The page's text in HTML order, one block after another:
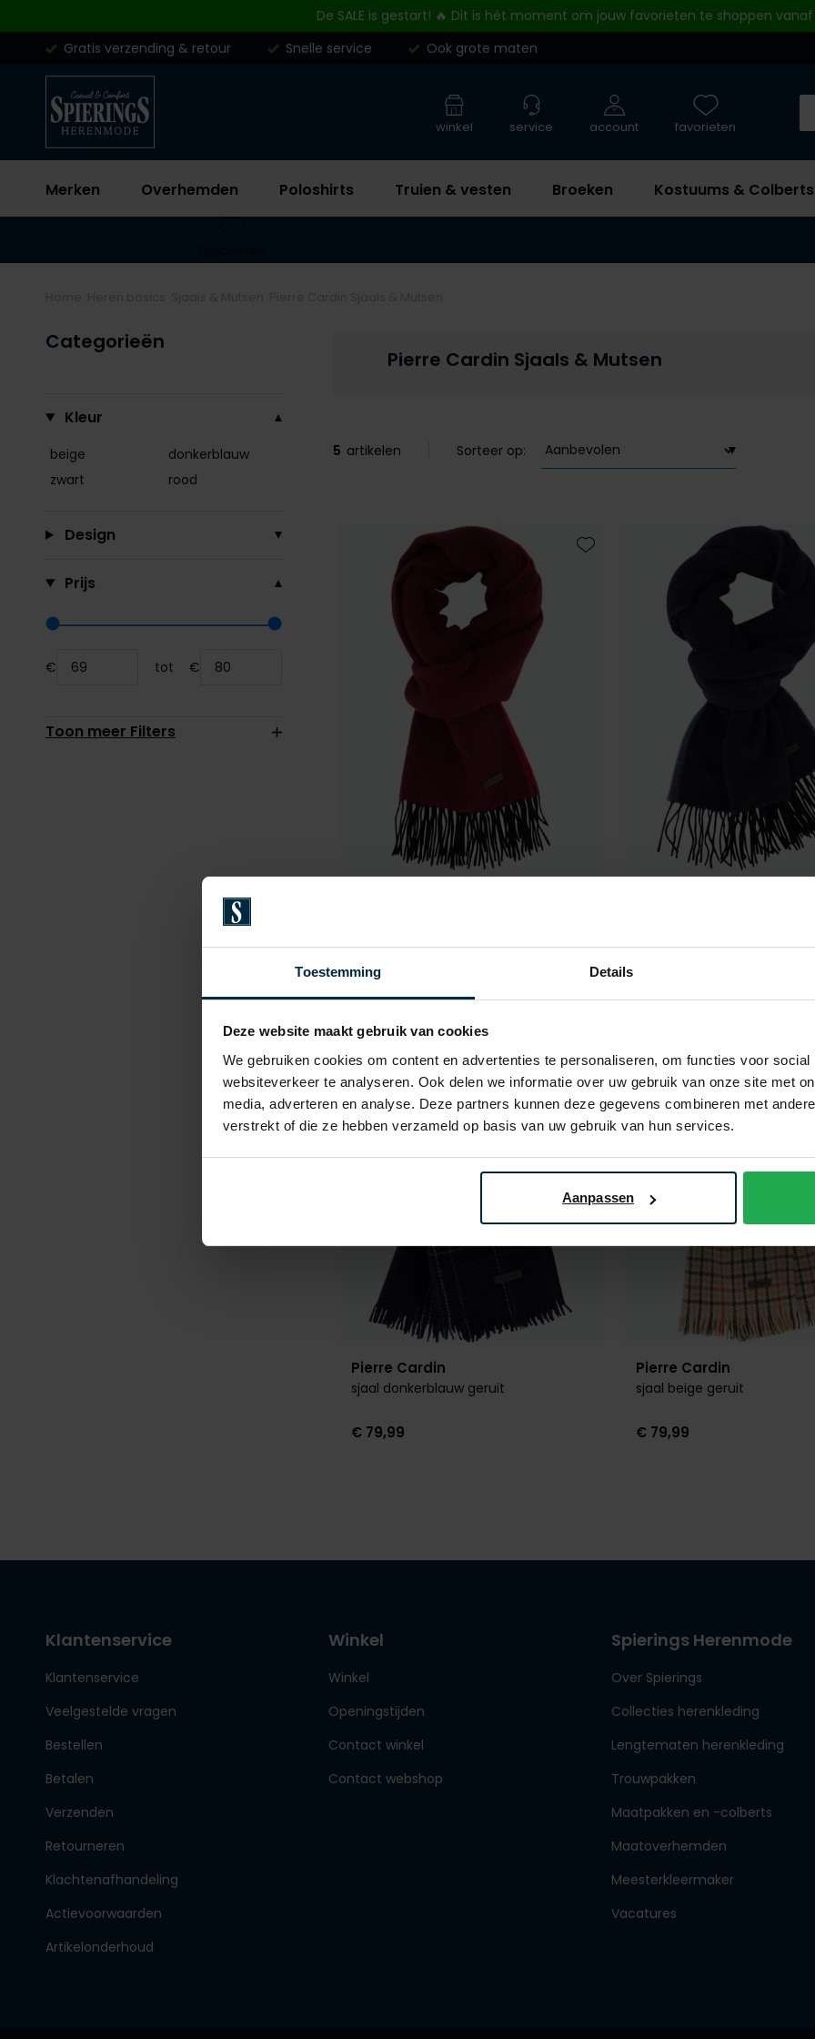
Toestemming Details
Deze website maakt gebruik van cookies
We gebruiken cookies om content en advertenties te personaliseren, om functies voor social
websiteverkeer te analyseren. Ook delen we informatie over uw gebruik van onze site met
media, adverteren en analyse. Deze partners kunnen deze gegevens combineren met
verstrekt of die ze hebben verzameld op basis van uw gebruik van hun services.
Aanpassen
De SALE is gestart! 🔥 Dit is hét moment om jouw favorieten te shoppen vanaf
Gratis verzending & retour
Snelle service Ook grote maten
Merken Overhemden Poloshirts Truien & vesten Broeken Kostuums & Colberts
winkel service account favorieten
Pierre Cardin Sjaals & Mutsen
Categorieën
Kleur
beige
donkerblauw
zwart
rood
Design
Prijs
Range slider min value
Range slider max value
€ tot €
Toon meer Filters
5 artikelen Sorteer op:
Toevoegen aan favorieten
Pierre Cardin
sjaal donkerblauw geruit
€ 79,99
Pierre Cardin
sjaal beige geruit
€ 79,99
Klantenservice
Klantenservice
Veelgestelde vragen
Bestellen
Betalen
Verzenden
Retourneren
Klachtenafhandeling
Actievoorwaarden
Artikelonderhoud
Winkel
Winkel
Openingstijden
Contact winkel
Contact webshop
Spierings Herenmode
Over Spierings
Collecties herenkleding
Lengtematen herenkleding
Trouwpakken
Maatpakken en -colberts
Maatoverhemden
Meesterkleermaker
Vacatures